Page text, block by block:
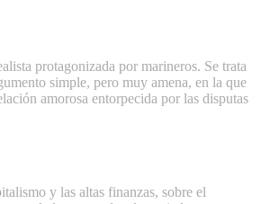
protagonizada por marineros. Se trata
simple, pero muy amena, en la que
amorosa entorpecida por las disputas
y las altas finanzas, sobre el